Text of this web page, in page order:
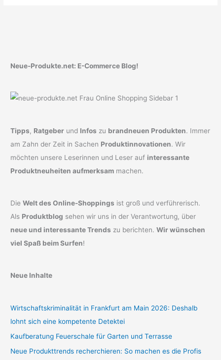
Neue-Produkte.net: E-Commerce Blog!
Tipps, Ratgeber und Infos zu brandneuen Produkten. Immer
am Zahn der Zeit in Sachen Produktinnovationen. Wir
möchten unsere Leserinnen und Leser auf interessante
Produktneuheiten aufmerksam machen.
DieWelt des Online-Shoppings ist groß und verführerisch.
Als Produktblog sehen wir uns in der Verantwortung, über
neue und interessante Trends zu berichten.Wir wünschen
viel Spaß beim Surfen!
Neue Inhalte
Wirtschaftskriminalität in Frankfurt am Main 2026: Deshalb
lohnt sich eine kompetente Detektei
Kaufberatung Feuerschale für Garten und Terrasse
Neue Produkttrends recherchieren: So machen es die Profis